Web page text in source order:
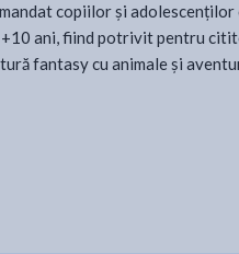
copiilor și adolescenților
+10 ani, fiind potrivit pentru
fantasy cu animale și